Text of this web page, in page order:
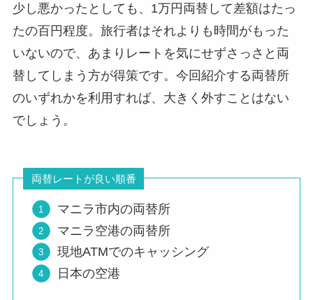
少し悪かったとしても、1万円両替して差額はたっ
たの百円程度。旅行者はそれよりも時間がもった
いないので、あまりレートを気にせずさっさと両
替してしまう方が得策です。今回紹介する両替所
のいずれかを利用すれば、大きく外すことはない
でしょう。
両替レートが良い順番
マニラ市内の両替所
マニラ空港の両替所
現地ATMでのキャッシング
日本の空港